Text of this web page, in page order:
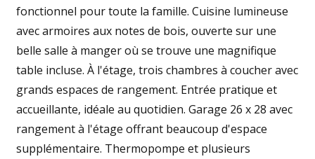
fonctionnel pour toute la famille. Cuisine lumineuse
avec armoires aux notes de bois, ouverte sur une
belle salle à manger où se trouve une magnifique
table incluse. À l'étage, trois chambres à coucher avec
grands espaces de rangement. Entrée pratique et
accueillante, idéale au quotidien. Garage 26 x 28 avec
rangement à l'étage offrant beaucoup d'espace
supplémentaire. Thermopompe et plusieurs